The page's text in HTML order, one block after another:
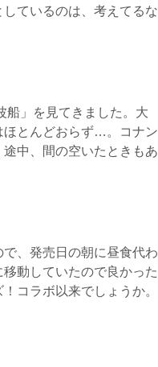
ているのは、考えてるな
船」を見てきました。大
ほとんどおらず…。コナン
中、間の空いたときもあ
、発売日の朝に昼食代わ
動していたので良かった
コラボ以来でしょうか。